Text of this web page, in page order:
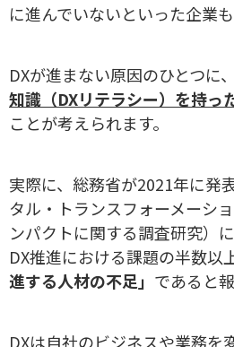
に進んでいないといった企業
DXが進まない原因のひとつに、
知識（DXリテラシー）を持っ
ことが考えられます。
実際に、総務省が2021年に発
タル・トランスフォーメーシ
ンパクトに関する調査研究）
DX推進における課題の半数以
進する人材の不足」 であると
DXは自社のビジネスや業務を